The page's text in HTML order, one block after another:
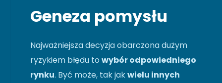
Geneza pomysłu
Najważniejsza decyzja obarczona dużym
ryzykiem błędu to wybór odpowiedniego
rynku. Być może, tak jakwielu innych